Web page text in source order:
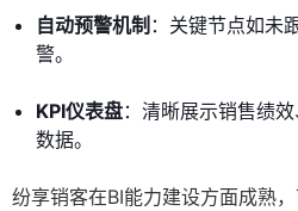
自动预警机制 ：关键节点如未
警。
KPI仪表盘：清晰展示销售绩
数据。
纷享销客在BI能力建设方面成熟